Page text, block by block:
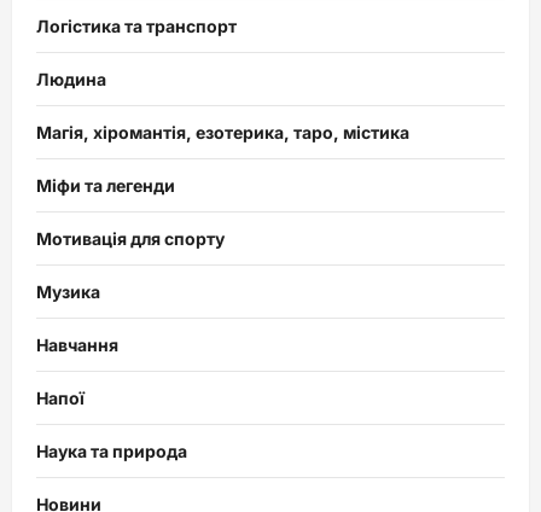
Логістика та транспорт
Людина
Магія, хіромантія, езотерика, таро, містика
Міфи та легенди
Мотивація для спорту
Музика
Навчання
Напої
Наука та природа
Новини